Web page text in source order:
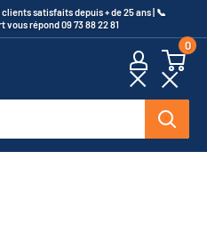
satisfaits depuis + de 25 ans | 📞​
vous répond 09 73 88 22 81
0